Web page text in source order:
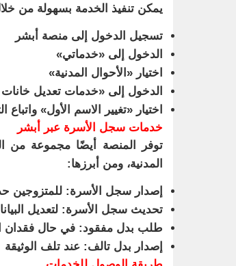
يمكن تنفيذ الخدمة بسهولة من
تسجيل الدخول إلى منصة أبشر
الدخول إلى «خدماتي»
اختيار «الأحوال المدنية»
الدخول إلى «خدمات تعديل
اختيار «تغيير الاسم الأول» واتباع
خدمات سجل الأسرة عبر أبشر
توفر المنصة أيضًا مجموعة من
المدنية، ومن أبرزها:
إصدار سجل الأسرة: للمتزوجين
تحديث سجل الأسرة: لتعديل
طلب بدل مفقود: في حال فقدان
إصدار بدل تالف: عند تلف الوثيقة